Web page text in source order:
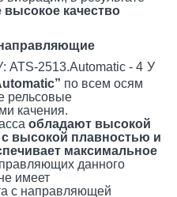
высокое качество
У
” по всем осям
рельсовые
качения.
обладают высокой
высокой плавностью и
максимальное
данного
имеет
с направляющей